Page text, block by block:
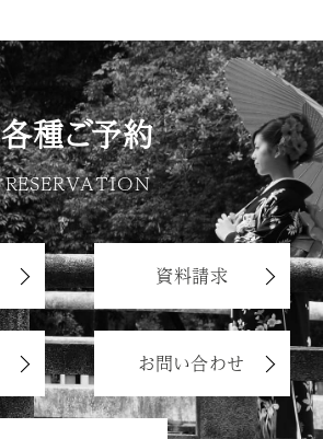
各種ご予約
RESERVATION
資料請求
お問い合わせ